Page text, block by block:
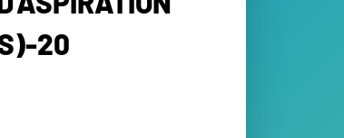
20